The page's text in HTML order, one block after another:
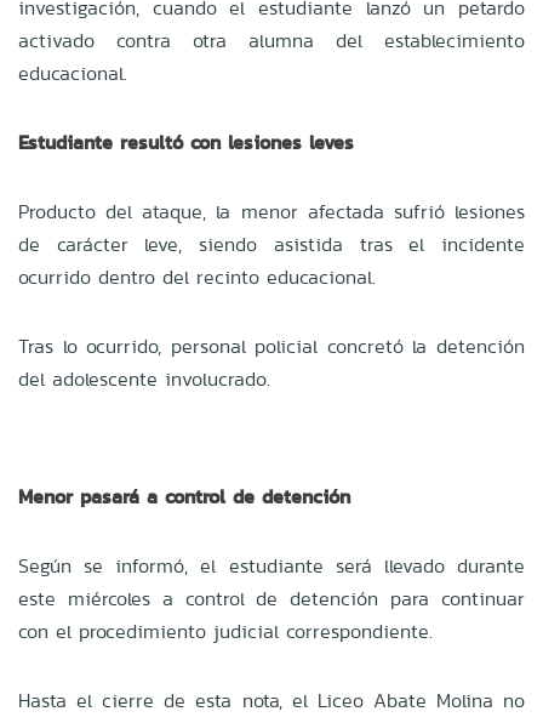
investigación, cuando el estudiante lanzó un petardo
activado contra otra alumna del establecimiento
educacional.
Estudiante resultó con lesiones leves
Producto del ataque, la menor afectada sufrió lesiones
de carácter leve, siendo asistida tras el incidente
ocurrido dentro del recinto educacional.
Tras lo ocurrido, personal policial concretó la detención
del adolescente involucrado.
Menor pasará a control de detención
Según se informó, el estudiante será llevado durante
este miércoles a control de detención para continuar
con el procedimiento judicial correspondiente.
Hasta el cierre de esta nota, el Liceo Abate Molina no